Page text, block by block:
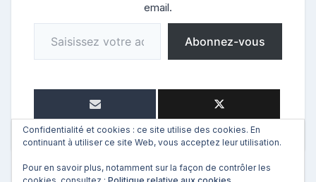
email.
Saisissez votre adresse e-mail…
Abonnez-vous
Confidentialité et cookies : ce site utilise des cookies. En
continuant à utiliser ce site Web, vous acceptez leur utilisation.
Pour en savoir plus, notamment sur la façon de contrôler les